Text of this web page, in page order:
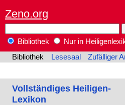
Zeno.org
Bibliothek
Nur in
Bibliothek
Lesesaal Zufälliger
Vollständiges Heiligen-
Lexikon